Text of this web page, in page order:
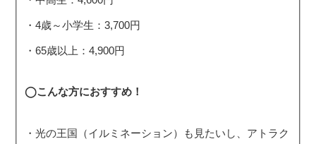
・4歳～小学生：3,700円
・65歳以上：4,900円
◯こんな方におすすめ！
・光の王国（イルミネーション）も見たいし、アトラク